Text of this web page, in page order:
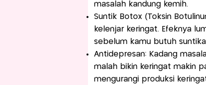
masalah kandung kemih.
Suntik Botox (Toksin
kelenjar keringat. Efeknya
sebelum kamu butuh
Antidepresan: Kadang
malah bikin keringat makin
mengurangi produksi